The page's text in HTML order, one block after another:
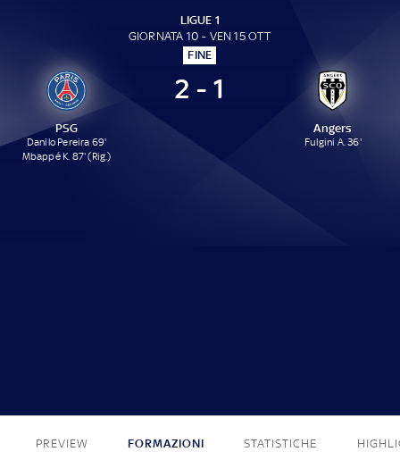
LIGUE 1
GIORNATA 10 - VEN 15 OTT
FINE
PSG
Danilo Pereira 69'
Mbappé K. 87' (Rig.)
2 - 1
Angers
Fulgini A. 36'
PREVIEW FORMAZIONI STATISTICHE